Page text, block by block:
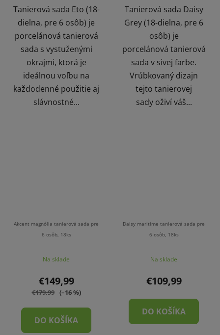
Tanierová sada Eto (18-
dielna, pre 6 osôb) je
porcelánová tanierová
sada s vystuženými
okrajmi, ktorá je
ideálnou voľbu na
každodenné použitie aj
slávnostné...
Tanierová sada Daisy
Grey (18-dielna, pre 6
osôb) je
porcelánová tanierová
sada v sivej farbe.
Vrúbkovaný dizajn
tejto tanierovej
sady oživí váš...
Akcent magnólia tanierová sada pre
6 osôb, 18ks
Na sklade
€149,99
€179,99 (–16 %)
DO KOŠÍKA
Daisy maritime tanierová sada pre
6 osôb, 18ks
Na sklade
€109,99
DO KOŠÍKA